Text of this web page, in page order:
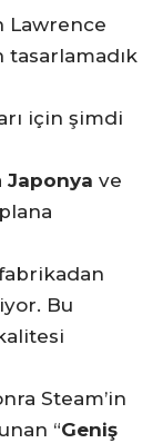
Lawrence
tasarlamadık
için şimdi
Japonya ve
Bu
Steam’in
“Geniş